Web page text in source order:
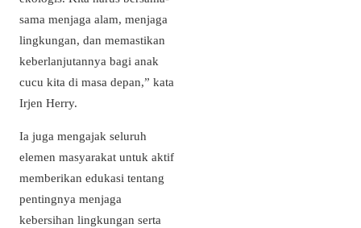
sama menjaga alam, menjaga
lingkungan, dan memastikan
keberlanjutannya bagi anak
cucu kita di masa depan,” kata
Irjen Herry.
Ia juga mengajak seluruh
elemen masyarakat untuk aktif
memberikan edukasi tentang
pentingnya menjaga
kebersihan lingkungan serta